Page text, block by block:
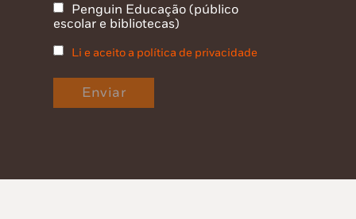
Penguin Educação (público
escolar e bibliotecas)
Li e aceito a política de privacidade